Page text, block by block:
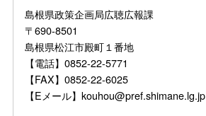
島根県政策企画局広聴広報課
〒690-8501
島根県松江市殿町１番地
【電話】0852-22-5771
【FAX】0852-22-6025
【Eメール】kouhou@pref.shimane.lg.jp